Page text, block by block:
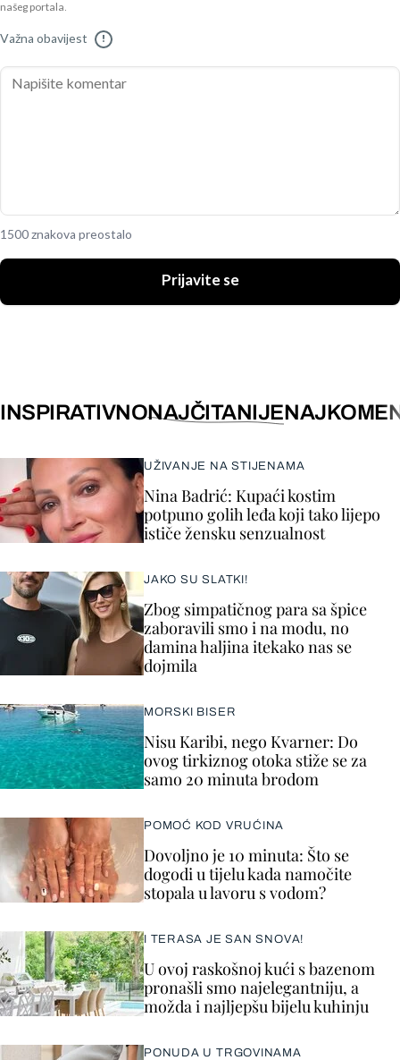
našeg portala.
Važna obavijest !
1500 znakova preostalo
Prijavite se
INSPIRATIVNONAJČITANIJE
UŽIVANJE NA STIJENAMA
Nina Badrić: Kupaći kostim
potpuno golih leđa koji tako lijepo
ističe žensku senzualnost
JAKO SU SLATKI!
Zbog simpatičnog para sa špice
zaboravili smo i na modu, no
damina haljina itekako nas se
dojmila
MORSKI BISER
Nisu Karibi, nego Kvarner: Do
ovog tirkiznog otoka stiže se za
samo 20 minuta brodom
POMOĆ KOD VRUĆINA
Dovoljno je 10 minuta: Što se
dogodi u tijelu kada namočite
stopala u lavoru s vodom?
I TERASA JE SAN SNOVA!
U ovoj raskošnoj kući s bazenom
pronašli smo najelegantniju, a
možda i najljepšu bijelu kuhinju
PONUDA U TRGOVINAMA